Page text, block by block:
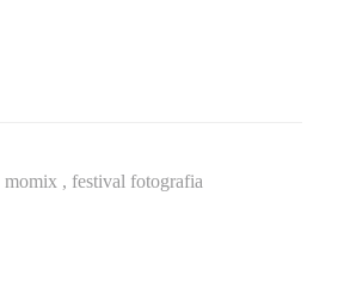
momix , festival fotografia